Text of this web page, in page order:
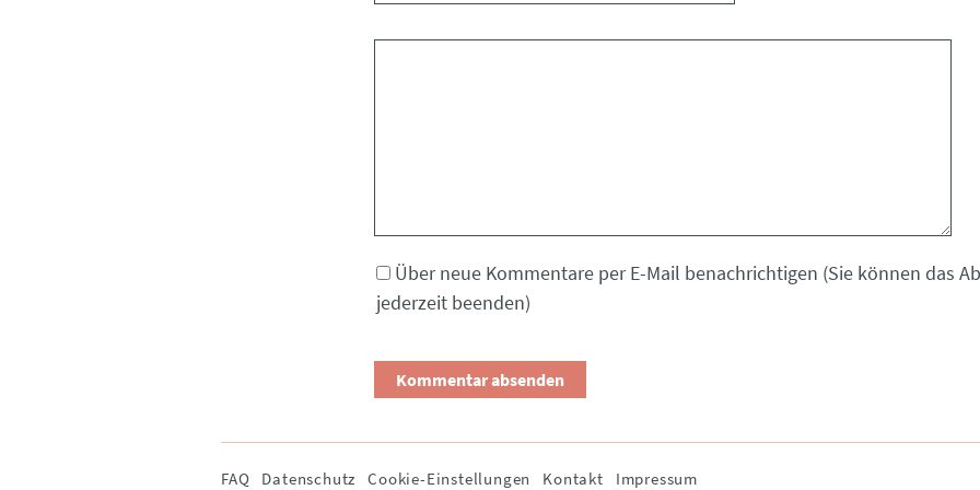
Über neue Kommentare per E-Mail benachrichtigen (Sie können das
jederzeit beenden)
Navigation
FAQ Datenschutz Cookie-Einstellungen Kontakt Impressum